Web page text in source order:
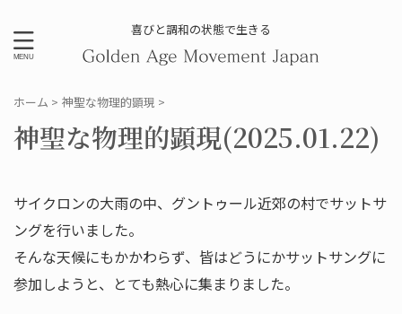
喜びと調和の状態で生きる
ホーム > 神聖な物理的顕現 >
神聖な物理的顕現(2025.01.22)
サイクロンの大雨の中、グントゥール近郊の村でサットサ
ングを行いました。
そんな天候にもかかわらず、皆はどうにかサットサングに
参加しようと、とても熱心に集まりました。